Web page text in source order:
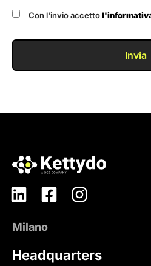
Con l'invio accetto
Invia
Milano
Headquarters